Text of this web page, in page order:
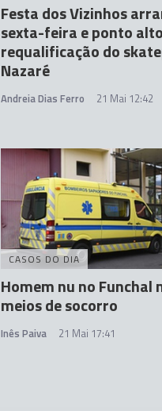
Festa dos Vizinhos
sexta-feira e ponto
requalificação do
Nazaré
Andreia Dias Ferro 21 Mai 12:42
CASOS DO DIA
Homem nu no Funchal
meios de socorro
Inês Paiva 21 Mai 17:41